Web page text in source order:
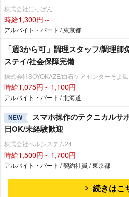
株式会社にっぱん
時給1,300円～
アルバイト・パート / 東京都
「週3から可」調理スタッフ/調理
ステイ/社会保障完備
株式会社SOYOKAZE/白石ケアセンターそよ風
時給1,075円～1,100円
アルバイト・パート / 北海道
NEW
スマホ操作のテクニカルサ
日OK/未経験歓迎
株式会社ベルシステム24
時給1,500円～1,700円
アルバイト・パート / 契約社員 / 東京都
続きはこ